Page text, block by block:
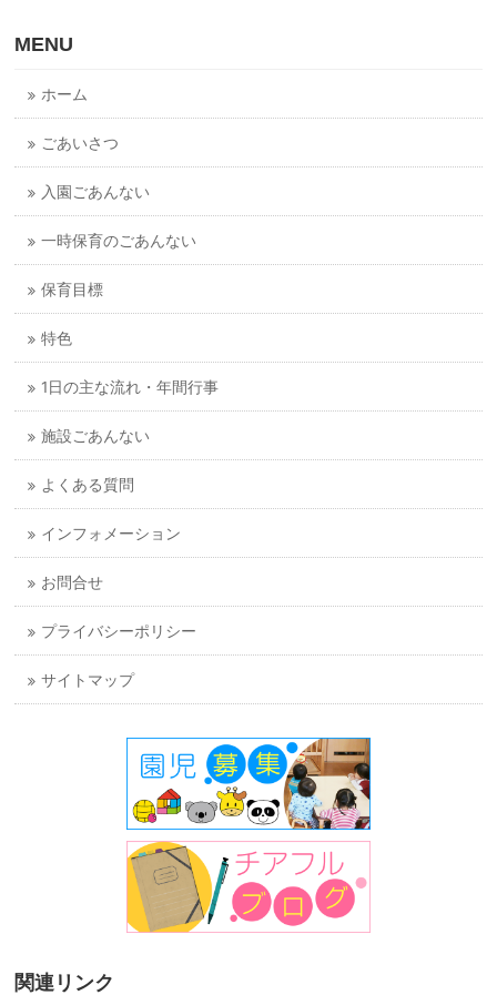
MENU
ホーム
ごあいさつ
入園ごあんない
一時保育のごあんない
保育目標
特色
1日の主な流れ・年間行事
施設ごあんない
よくある質問
インフォメーション
お問合せ
プライバシーポリシー
サイトマップ
関連リンク